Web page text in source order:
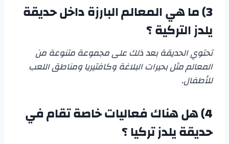
3) ما هي المعالم البارزة داخلحديقة
يلدز التركية؟
تحتوي الحديقة بعد ذلك على مجموعة متنوعة من
المعالم مثل بحيرات البلاغة وكافتيريا ومناطق اللعب
للأطفال.
4) هل هناك فعاليات خاصة تقام في
حديقة يلدز تركيا؟